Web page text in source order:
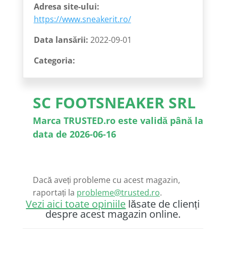
Adresa site-ului:
https://www.sneakerit.ro/
Data lansării: 2022-09-01
Categoria:
SC FOOTSNEAKER SRL
Marca TRUSTED.ro este validă până la
data de 2026-06-16
Dacă aveți probleme cu acest magazin,
raportați la probleme@trusted.ro.
Vezi aici toate opiniile lăsate de clienți
despre acest magazin online.